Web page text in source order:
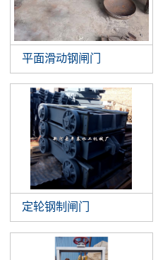
平面滑动钢闸门
定轮钢制闸门